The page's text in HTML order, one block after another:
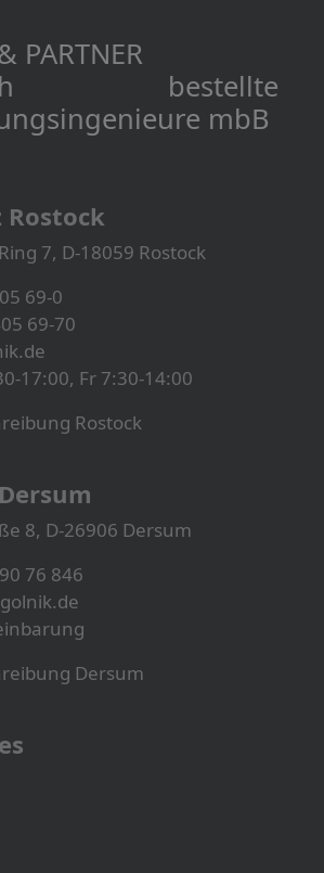
PARTNER
bestellte
mbB
7, D-18059 Rostock
69-0
69-70
17:00, Fr 7:30-14:00
Rostock
8, D-26906 Dersum
76 846
Dersum